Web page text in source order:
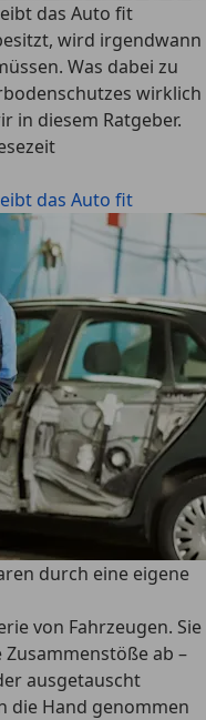
das Auto fit
wird irgendwann
Was dabei zu
wirklich
in diesem Ratgeber.
das Auto fit
durch eine eigene
von Fahrzeugen. Sie
ab –
ausgetauscht
die Hand genommen